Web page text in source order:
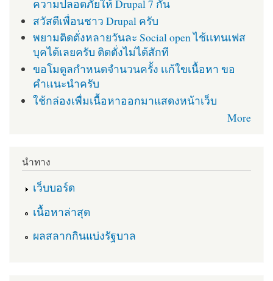
ความปลอดภัยให้ Drupal 7 กัน
สวัสดีเพื่อนชาว Drupal ครับ
พยามติดตั่งหลายวันละ Social open ไช้เเทนเฟส
บุคได้เลยครับ ติดตั่งไม่ได้สักที
ขอโมดูลกำหนดจำนวนครั้ง เเก้ใขเนื้อหา ขอ
คำเเนะนำครับ
ใช้กล่องเพื่มเนื้อหาออกมาแสดงหน้าเว็บ
More
นำทาง
เว็บบอร์ด
เนื้อหาล่าสุด
ผลสลากกินแบ่งรัฐบาล